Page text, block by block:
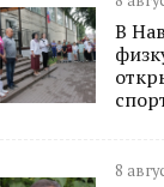
В
8